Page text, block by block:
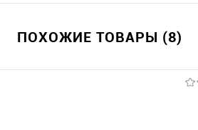
ПОХОЖИЕ ТОВАРЫ (8)